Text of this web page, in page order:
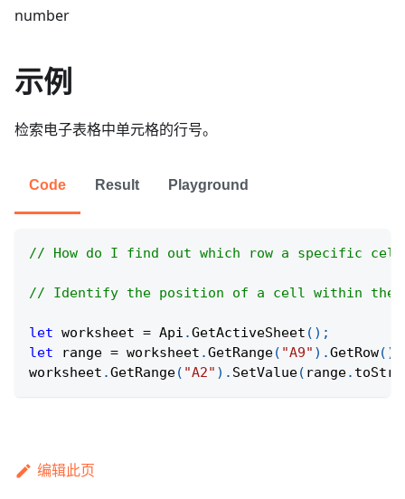
number
示例
检索电子表格中单元格的行号。
Code Result Playground
// How do I find out which row a specific cell
// Identify the position of a cell within the
let worksheet = Api .GetActiveSheet ( ) ;
let range = worksheet .GetRange( "A9" ) .GetRow( )
worksheet .GetRange( "A2" ) . SetValue( range.
编辑此页